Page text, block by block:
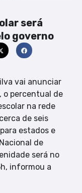
será
governo
vai anunciar
o percentual de
na rede
de seis
estados e
de
será no
informou a